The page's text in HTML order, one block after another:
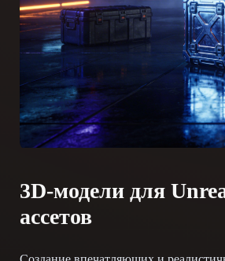
Industrial Isometric
Photorealistic Pixel Art
3D-модели для
ассетов